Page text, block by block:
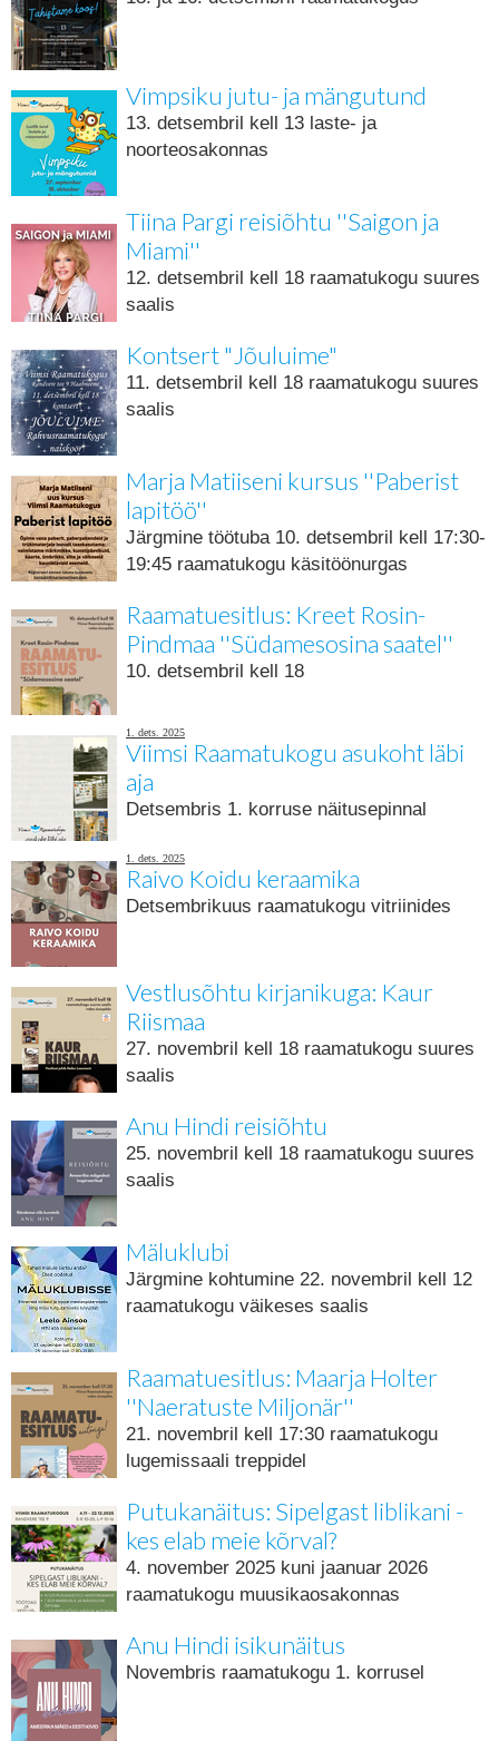
Vimpsiku jutu- ja mängutund
13. detsembril kell 13 laste- ja
noorteosakonnas
Tiina Pargi reisiõhtu ''Saigon ja
Miami''
12. detsembril kell 18 raamatukogu suures
saalis
Kontsert "Jõuluime"
11. detsembril kell 18 raamatukogu suures
saalis
Marja Matiiseni kursus ''Paberist
lapitöö''
Järgmine töötuba 10. detsembril kell 17:30-
19:45 raamatukogu käsitöönurgas
Raamatuesitlus: Kreet Rosin-
Pindmaa ''Südamesosina saatel''
10. detsembril kell 18
1. dets. 2025
Viimsi Raamatukogu asukoht läbi
aja
Detsembris 1. korruse näitusepinnal
1. dets. 2025
Raivo Koidu keraamika
Detsembrikuus raamatukogu vitriinides
Vestlusõhtu kirjanikuga: Kaur
Riismaa
27. novembril kell 18 raamatukogu suures
saalis
Anu Hindi reisiõhtu
25. novembril kell 18 raamatukogu suures
saalis
Mäluklubi
Järgmine kohtumine 22. novembril kell 12
raamatukogu väikeses saalis
Raamatuesitlus: Maarja Holter
''Naeratuste Miljonär''
21. novembril kell 17:30 raamatukogu
lugemissaali treppidel
Putukanäitus: Sipelgast liblikani -
kes elab meie kõrval?
4. november 2025 kuni jaanuar 2026
raamatukogu muusikaosakonnas
Anu Hindi isikunäitus
Novembris raamatukogu 1. korrusel